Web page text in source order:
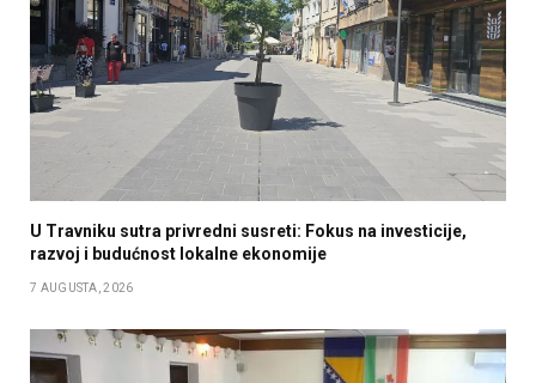
U Travniku sutra privredni susreti: Fokus na investicije,
razvoj i budućnost lokalne ekonomije
7 AUGUSTA, 2026